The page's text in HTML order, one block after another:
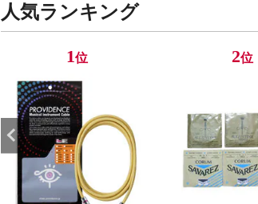
人気ランキング
1位 2位